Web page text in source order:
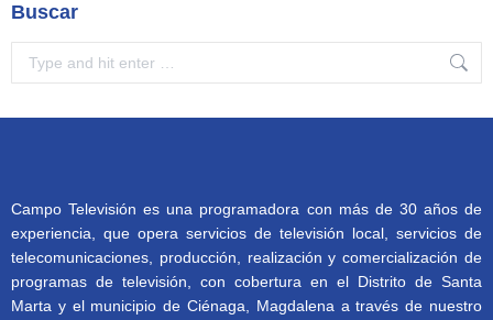
Buscar
Campo Televisión es una programadora con más de 30 años de
experiencia, que opera servicios de televisión local, servicios de
telecomunicaciones, producción, realización y comercialización de
programas de televisión, con cobertura en el Distrito de Santa
Marta y el municipio de Ciénaga, Magdalena a través de nuestro